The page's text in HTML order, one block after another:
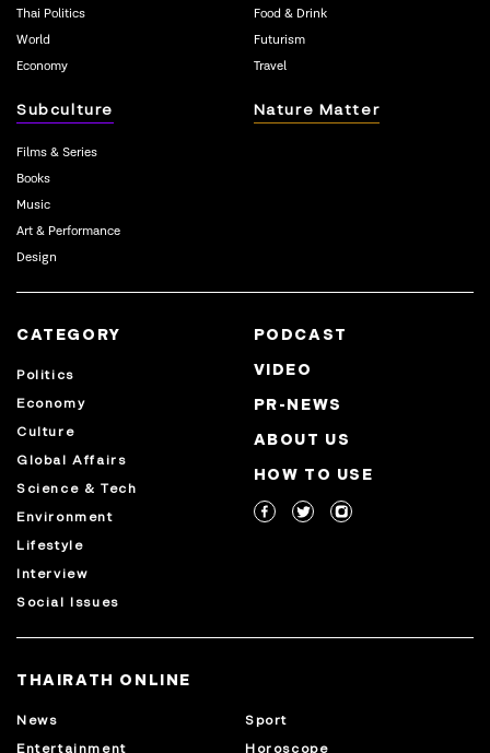
Thai Politics
World
Economy
Food & Drink
Futurism
Travel
Subculture
Films & Series
Books
Music
Art & Performance
Design
Nature Matter
CATEGORY
Politics
Economy
Culture
Global Affairs
Science & Tech
Environment
Lifestyle
Interview
Social Issues
PODCAST
VIDEO
PR-NEWS
ABOUT US
HOW TO USE
THAIRATH ONLINE
News
Sport
Entertainment
Horoscope